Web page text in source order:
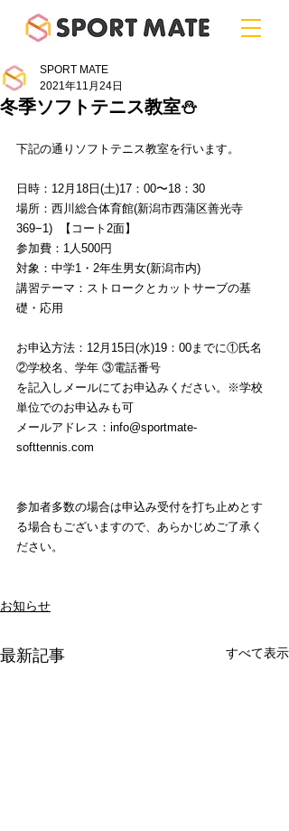
冬季ソフトテニス教室⛄️
SPORT MATE
2021年11月24日
下記の通りソフトテニス教室を行います。
日時：12月18日(土)17：00〜18：30
場所：西川総合体育館(新潟市西蒲区善光寺
369−1)  【コート2面】
参加費：1人500円
対象：中学1・2年生男女(新潟市内)
講習テーマ：ストロークとカットサーブの基
礎・応用
お申込方法：12月15日(水)19：00までに①氏名
②学校名、学年 ③電話番号
を記入しメールにてお申込みください。※学校
単位でのお申込みも可
メールアドレス：info@sportmate-
softtennis.com
参加者多数の場合は申込み受付を打ち止めとす
る場合もございますので、あらかじめご了承く
ださい。
お知らせ
最新記事 すべて表示